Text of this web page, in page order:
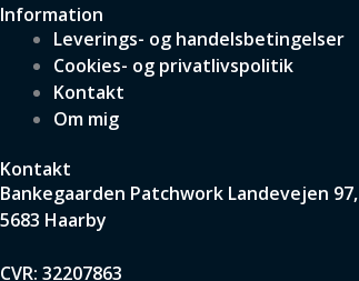
Information
Leverings- og handelsbetingelser
Cookies- og privatlivspolitik
Kontakt
Om mig
Kontakt
Bankegaarden Patchwork Landevejen 97,
5683 Haarby
CVR: 32207863